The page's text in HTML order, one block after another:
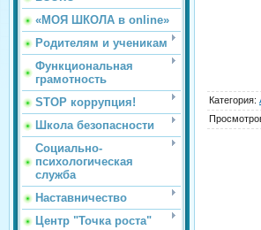
«МОЯ ШКОЛА в online»
Родителям и ученикам
Функциональная
грамотность
STOP коррупция!
Школа безопасности
Социально-
психологическая
служба
Наставничество
Центр "Точка роста"
Категория: